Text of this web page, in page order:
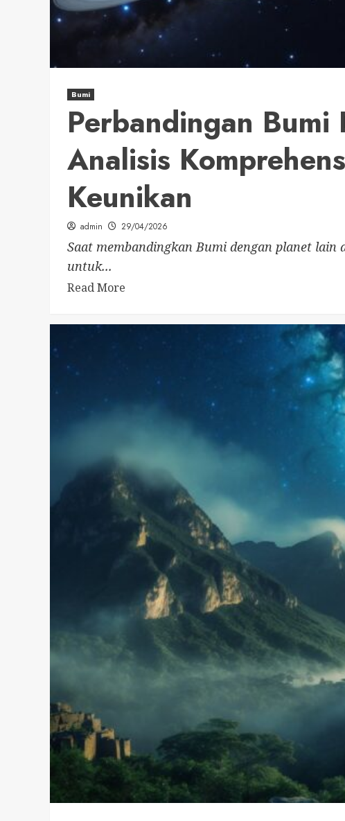
Bumi
Perbandingan Bumi
Analisis
Keunikan
admin 29/04/2026
Saat membandingkan Bumi dengan planet
untuk...
Read More